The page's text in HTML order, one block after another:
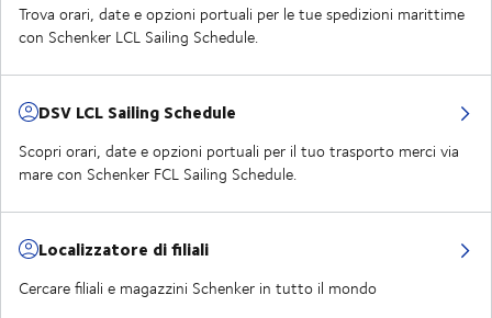
Trova orari, date e opzioni portuali per le tue spedizioni marittime
con Schenker LCL Sailing Schedule.
DSV LCL Sailing Schedule
Scopri orari, date e opzioni portuali per il tuo trasporto merci via
mare con Schenker FCL Sailing Schedule.
Localizzatore di filiali
Cercare filiali e magazzini Schenker in tutto il mondo